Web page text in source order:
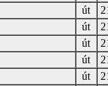
út
út
út
út
út